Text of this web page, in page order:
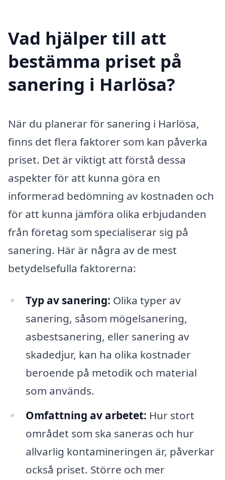
Vad hjälper till att
bestämma priset på
sanering i Harlösa?
När du planerar för sanering i Harlösa,
finns det flera faktorer som kan påverka
priset. Det är viktigt att förstå dessa
aspekter för att kunna göra en
informerad bedömning av kostnaden och
för att kunna jämföra olika erbjudanden
från företag som specialiserar sig på
sanering. Här är några av de mest
betydelsefulla faktorerna:
Typ av sanering: Olika typer av
sanering, såsom mögelsanering,
asbestsanering, eller sanering av
skadedjur, kan ha olika kostnader
beroende på metodik och material
som används.
Omfattning av arbetet: Hur stort
området som ska saneras och hur
allvarlig kontamineringen är, påverkar
också priset. Större och mer